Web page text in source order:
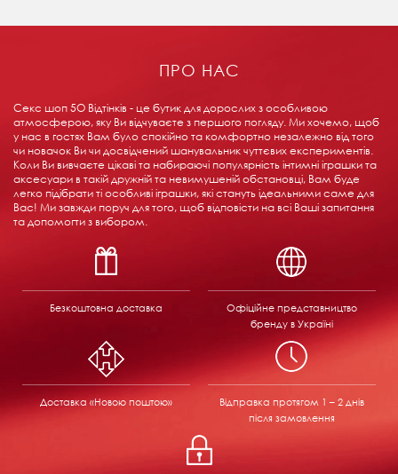
ПРО НАС
Секс шоп 5О Відтінків - це бутик для дорослих з особливою
атмосферою, яку Ви відчуваєте з першого погляду. Ми хочемо, щоб
у нас в гостях Вам було спокійно та комфортно незалежно від того
чи новачок Ви чи досвідчений шанувальник чуттєвих експериментів.
Коли Ви вивчаєте цікаві та набираючі популярність інтимні іграшки та
аксесуари в такій дружній та невимушеній обстановці, Вам буде
легко підібрати ті особливі іграшки, які стануть ідеальними саме для
Вас! Ми завжди поруч для того, щоб відповісти на всі Ваші запитання
та допомогти з вибором.
Безкоштовна доставка
Офіційне представництво
бренду в Україні
Доставка «Новою поштою» Відправка протягом 1 – 2 днів
після замовлення